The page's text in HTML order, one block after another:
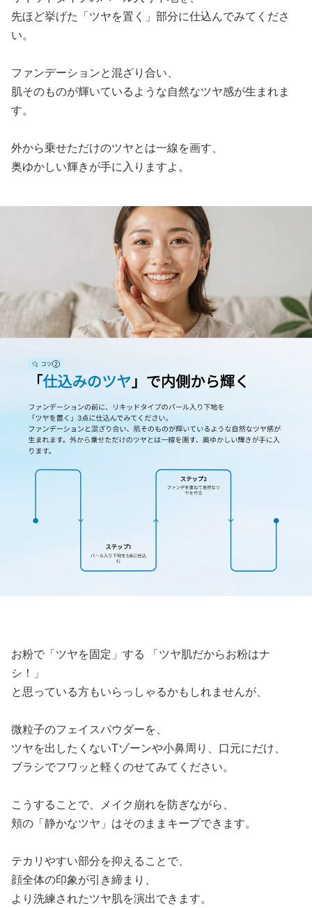
先ほど挙げた「ツヤを置く」部分に仕込んでみてくださ
い。
ファンデーションと混ざり合い、
肌そのものが輝いているような自然なツヤ感が生まれま
す。
外から乗せただけのツヤとは一線を画す、
奥ゆかしい輝きが手に入りますよ。
お粉で「ツヤを固定」する 「ツヤ肌だからお粉はナ
シ！」
と思っている方もいらっしゃるかもしれませんが、
微粒子のフェイスパウダーを、
ツヤを出したくないTゾーンや小鼻周り、口元にだけ、
ブラシでフワッと軽くのせてみてください。
こうすることで、メイク崩れを防ぎながら、
頬の「静かなツヤ」はそのままキープできます。
テカリやすい部分を抑えることで、
顔全体の印象が引き締まり、
より洗練されたツヤ肌を演出できます。